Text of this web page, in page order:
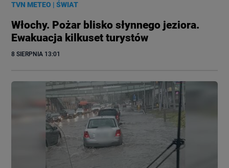
TVN METEO |ŚWIAT
Włochy. Pożar blisko słynnego jeziora.
Ewakuacja kilkuset turystów
8 SIERPNIA 13:01